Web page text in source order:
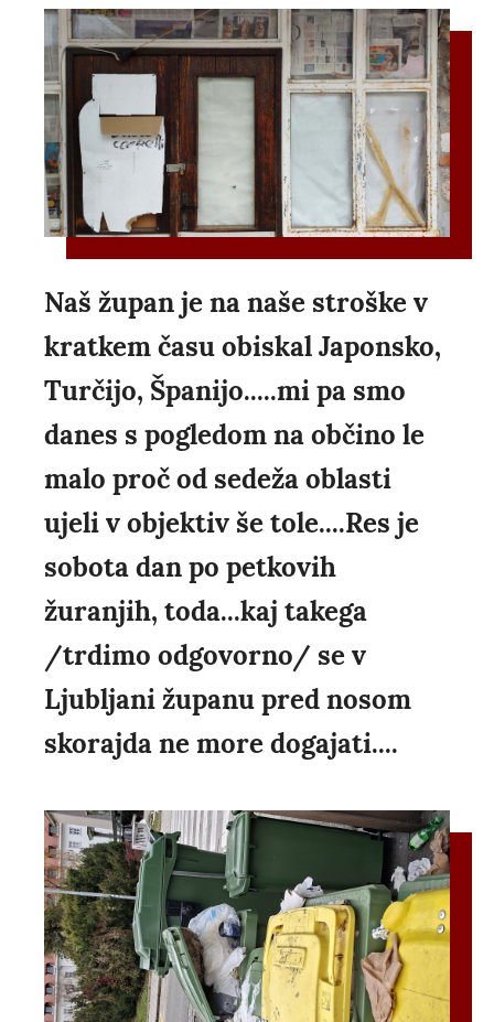
Naš župan je na naše stroške v
kratkem času obiskal Japonsko,
Turčijo, Španijo.....mi pa smo
danes s pogledom na občino le
malo proč od sedeža oblasti
ujeli v objektiv še tole....Res je
sobota dan po petkovih
žuranjih, toda...kaj takega
/trdimo odgovorno/ se v
Ljubljani županu pred nosom
skorajda ne more dogajati....